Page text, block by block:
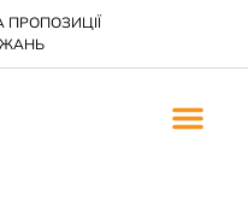
ПРОПОЗИЦІЇ